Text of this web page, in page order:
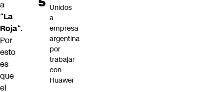
a
“La
Roja“.
Por
esto
es
que
el
Unidos
a
empresa
argentina
por
trabajar
con
Huawei